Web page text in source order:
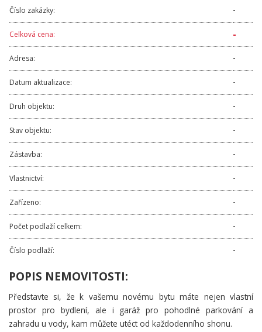
Číslo zakázky: -
Celková cena: -
Adresa: -
Datum aktualizace: -
Druh objektu: -
Stav objektu: -
Zástavba: -
Vlastnictví: -
Zařízeno: -
Počet podlaží celkem: -
Číslo podlaží: -
POPIS NEMOVITOSTI:
Představte si, že k vašemu novému bytu máte nejen vlastní
prostor pro bydlení, ale i garáž pro pohodlné parkování a
zahradu u vody, kam můžete utéct od každodenního shonu.